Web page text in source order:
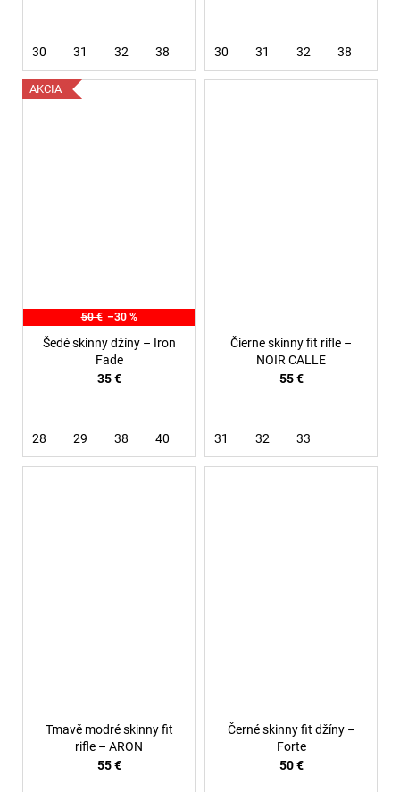
30 31 32 38 30 31 32 38
AKCIA
50 € –30 %
Šedé skinny džíny – Iron
Fade
35 €
28 29 38 40
Čierne skinny fit rifle –
NOIR CALLE
55 €
31 32 33
Tmavě modré skinny fit
rifle – ARON
55 €
Černé skinny fit džíny –
Forte
50 €